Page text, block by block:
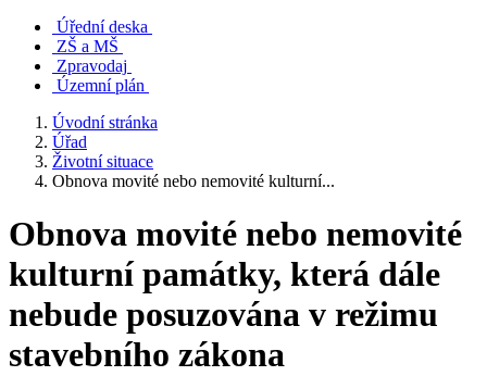
Úřední deska
ZŠ a MŠ
Zpravodaj
Územní plán
Úvodní stránka
Úřad
Životní situace
Obnova movité nebo nemovité kulturní...
Obnova movité nebo nemovité
kulturní památky, která dále
nebude posuzována v režimu
stavebního zákona